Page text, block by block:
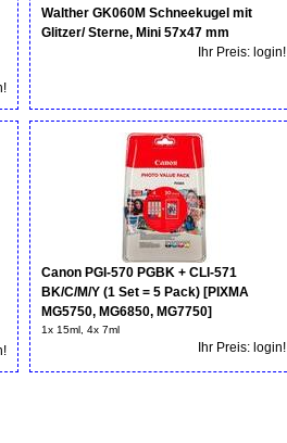
Walther GK060M Schneekugel mit
Glitzer/ Sterne, Mini 57x47 mm
Ihr Preis: login!
Canon PGI-570 PGBK + CLI-571
BK/C/M/Y (1 Set = 5 Pack) [PIXMA
MG5750, MG6850, MG7750]
1x 15ml, 4x 7ml
Ihr Preis: login!